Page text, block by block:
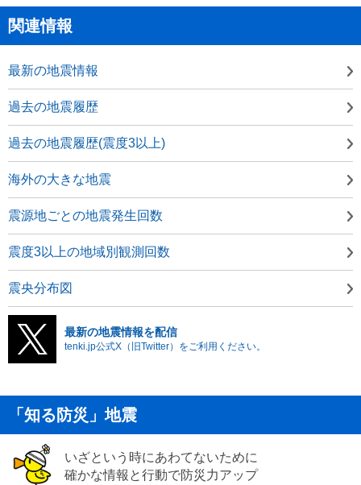
関連情報
最新の地震情報
過去の地震履歴
過去の地震履歴(震度3以上)
海外の大きな地震
震源地ごとの地震発生回数
震度3以上の地域別観測回数
震央分布図
最新の地震情報を配信
tenki.jp公式X（旧Twitter）をご利用ください。
「知る防災」地震
いざという時にあわてないために
確かな情報と行動で防災力アップ